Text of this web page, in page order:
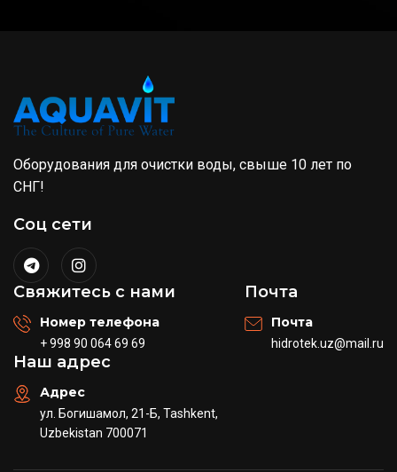
Оборудования для очистки воды, свыше 10 лет по
СНГ!
Соц сети
Свяжитесь с нами
Номер телефона
+ 998 90 064 69 69
Почта
Почта
hidrotek.uz@mail.ru
Наш адрес
Адрес
ул. Богишамол, 21-Б, Tashkent,
Uzbekistan 700071